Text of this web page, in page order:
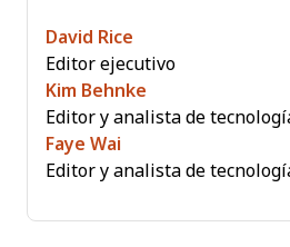
David Rice
Editor ejecutivo
Kim Behnke
Editor y analista de
Faye Wai
Editor y analista de